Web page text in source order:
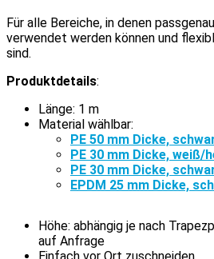
Für alle Bereiche, in denen
verwendet werden können und
sind.
Produktdetails:
Länge: 1 m
Material wählbar:
PE 50 mm Dicke,
PE 30 mm Dicke, weiß/
PE 30 mm Dicke,
EPDM 25 mm Dicke,
Höhe: abhängig je nach
auf Anfrage